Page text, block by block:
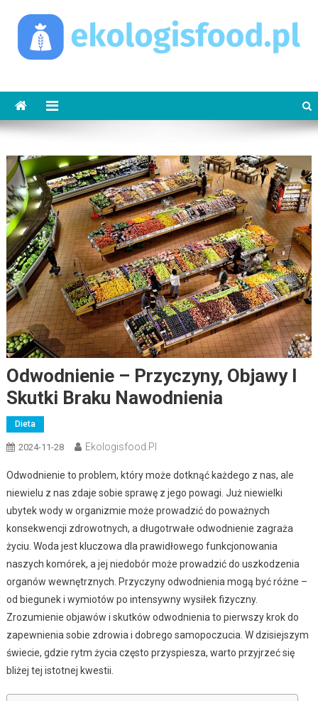
content
Odwodnienie – Przyczyny, Objawy I
Skutki Braku Nawodnienia
Dieta
2024-11-28 Ekologisfood.pl
Odwodnienie to problem, który może dotknąć każdego z nas, ale
niewielu z nas zdaje sobie sprawę z jego powagi. Już niewielki
ubytek wody w organizmie może prowadzić do poważnych
konsekwencji zdrowotnych, a długotrwałe odwodnienie zagraża
życiu. Woda jest kluczowa dla prawidłowego funkcjonowania
naszych komórek, a jej niedobór może prowadzić do uszkodzenia
organów wewnętrznych. Przyczyny odwodnienia mogą być różne –
od biegunek i wymiotów po intensywny wysiłek fizyczny.
Zrozumienie objawów i skutków odwodnienia to pierwszy krok do
zapewnienia sobie zdrowia i dobrego samopoczucia. W dzisiejszym
świecie, gdzie rytm życia często przyspiesza, warto przyjrzeć się
bliżej tej istotnej kwestii.